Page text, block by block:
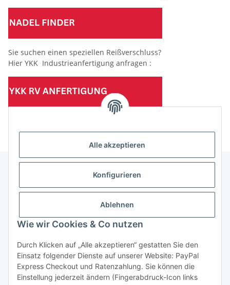
Alle akzeptieren
Konfigurieren
Ablehnen
Wie wir Cookies & Co nutzen
Durch Klicken auf „Alle akzeptieren“ gestatten Sie den
Einsatz folgender Dienste auf unserer Website: PayPal
Express Checkout und Ratenzahlung. Sie können die
Einstellung jederzeit ändern (Fingerabdruck-Icon links
Sie suchen einen speziellen Reißverschluss?
Hier YKK Industrieanfertigung anfragen :
(Mindesttabnahmemenge 10 Stück je Länge und Farbe)
Informationen
Gesetzliche Informationen
Vertrag widerrufen